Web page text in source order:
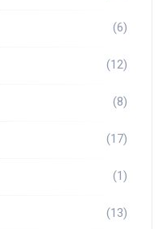
(6)
(12)
(8)
(17)
(1)
(13)